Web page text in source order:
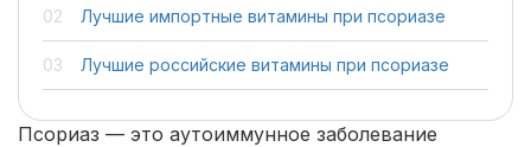
Лучшие импортные витамины при псориазе
Лучшие российские витамины при псориазе
Псориаз — это аутоиммунное заболевание